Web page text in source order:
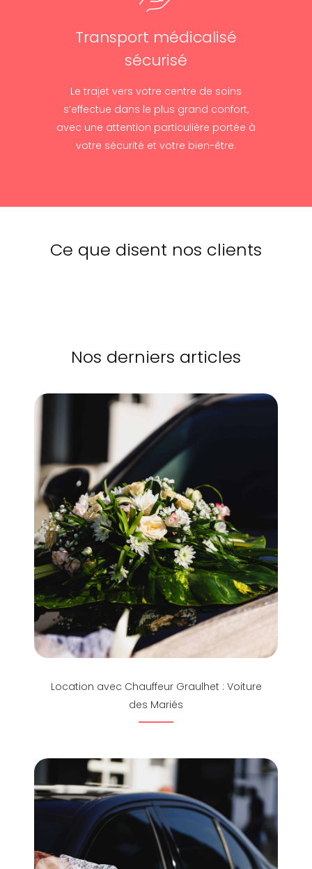
Transport médicalisé
sécurisé
Le trajet vers votre centre de soins
s’effectue dans le plus grand confort,
avec une attention particulière portée à
votre sécurité et votre bien-être.
Ce que disent nos clients
Nos derniers articles
Location avec Chauffeur Graulhet : Voiture
des Mariés